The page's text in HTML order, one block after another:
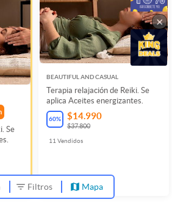
Se
BEAUTIFUL AND CASUAL
Terapia relajación de Reiki. Se
aplica Aceites energizantes.
60% $14.990
$37.800
11 Vendidos
Filtros Mapa
×